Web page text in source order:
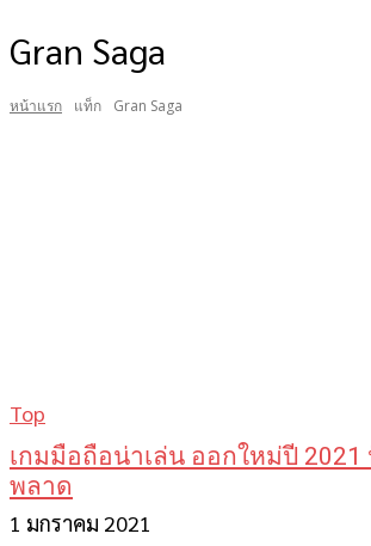
Gran Saga
หน้าแรก แท็ก Gran Saga
Top
เกมมือถือน่าเล่น ออกใหม่ปี
พลาด
1 มกราคม 2021